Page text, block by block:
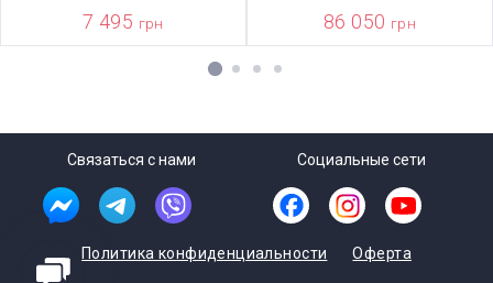
7 495 грн 86 050 грн
1 2 3 4
Связаться с нами Социальные сети
Политика конфиденциальности Оферта